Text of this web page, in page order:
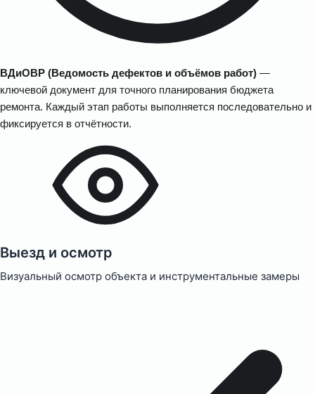
ВДиОВР (Ведомость дефектов и объёмов работ) —
ключевой документ для точного планирования бюджета
ремонта. Каждый этап работы выполняется последовательно и
фиксируется в отчётности.
Выезд и осмотр
Визуальный осмотр объекта и инструментальные замеры